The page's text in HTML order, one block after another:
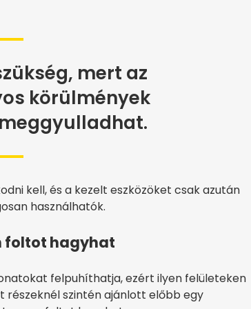
mert az
körülmények
kell, és a kezelt eszközöket csak azután
használhatók.
foltot hagyhat
felpuhíthatja, ezért ilyen felületeken
részeknél szintén ajánlott előbb egy